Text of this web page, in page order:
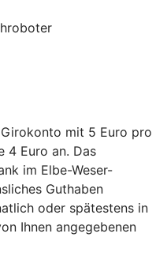
mit 5 Euro pro
4 Euro an. Das
im Elbe-Weser-
Guthaben
oder spätestens in
Ihnen angegebenen